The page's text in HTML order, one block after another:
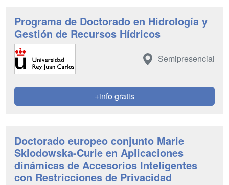
Programa de Doctorado en Hidrología y
Gestión de Recursos Hídricos
Semipresencial
+info gratis
Doctorado europeo conjunto Marie
Sklodowska-Curie en Aplicaciones
dinámicas de Accesorios Inteligentes
con Restricciones de Privacidad